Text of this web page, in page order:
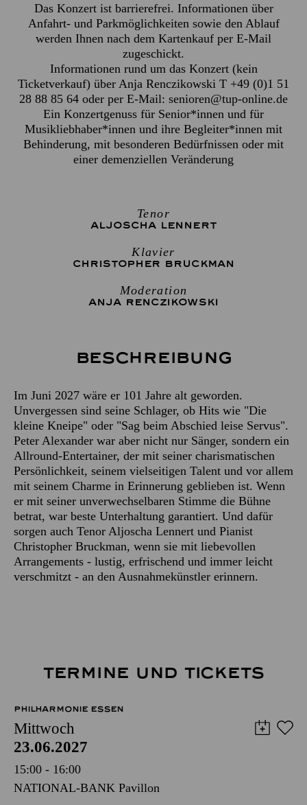
Das Konzert ist barrierefrei. Informationen über
Anfahrt- und Parkmöglichkeiten sowie den Ablauf
werden Ihnen nach dem Kartenkauf per E-Mail
zugeschickt.
Informationen rund um das Konzert (kein
Ticketverkauf) über Anja Renczikowski T +49 (0)1 51
28 88 85 64 oder per E-Mail: senioren@tup-online.de
Ein Konzertgenuss für Senior*innen und für
Musikliebhaber*innen und ihre Begleiter*innen mit
Behinderung, mit besonderen Bedürfnissen oder mit
einer demenziellen Veränderung
Tenor
ALJOSCHA LENNERT
Klavier
CHRISTOPHER BRUCKMAN
Moderation
ANJA RENCZIKOWSKI
Beschreibung
Im Juni 2027 wäre er 101 Jahre alt geworden.
Unvergessen sind seine Schlager, ob Hits wie "Die
kleine Kneipe" oder "Sag beim Abschied leise Servus".
Peter Alexander war aber nicht nur Sänger, sondern ein
Allround-Entertainer, der mit seiner charismatischen
Persönlichkeit, seinem vielseitigen Talent und vor allem
mit seinem Charme in Erinnerung geblieben ist. Wenn
er mit seiner unverwechselbaren Stimme die Bühne
betrat, war beste Unterhaltung garantiert. Und dafür
sorgen auch Tenor Aljoscha Lennert und Pianist
Christopher Bruckman, wenn sie mit liebevollen
Arrangements - lustig, erfrischend und immer leicht
verschmitzt - an den Ausnahmekünstler erinnern.
TERMINE UND TICKETS
PHILHARMONIE ESSEN
Mittwoch
23.06.2027
15:00 - 16:00
NATIONAL-BANK Pavillon